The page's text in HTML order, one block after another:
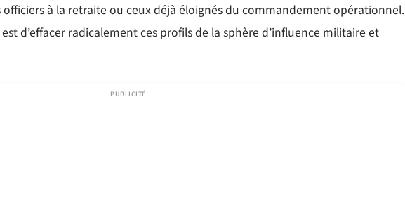
à la retraite ou ceux déjà éloignés du commandement opérationnel.
d’effacer radicalement ces profils de la sphère d’influence militaire et